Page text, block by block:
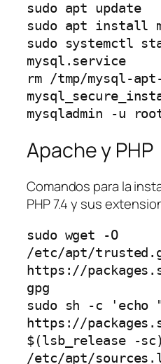
sudo apt update
sudo apt install
sudo systemctl
mysql.service
rm /tmp/mysql-
mysqladmin -u
Apache y PHP
Comandos para la
PHP 7.4 y sus
sudo wget -O
/etc/apt/
https://
gpg
sudo sh -c 'echo
https://
$(lsb_release -
/etc/apt/